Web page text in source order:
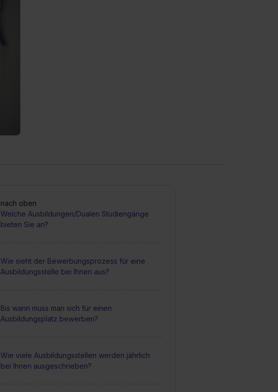
nach oben
Welche Ausbildungen/Dualen Studiengänge
bieten Sie an?
Wie sieht der Bewerbungsprozess für eine
Ausbildungsstelle bei Ihnen aus?
Bis wann muss man sich für einen
Ausbildungsplatz bewerben?
Wie viele Ausbildungsstellen werden jährlich
bei Ihnen ausgeschrieben?